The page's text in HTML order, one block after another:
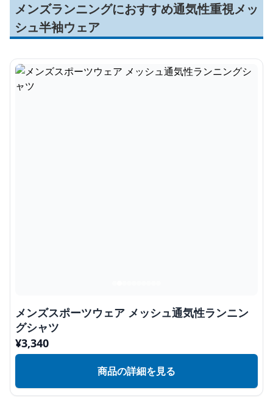
メンズランニングにおすすめ通気性重視メッ
シュ半袖ウェア
メンズスポーツウェア メッシュ通気性ランニン
グシャツ
¥3,340
商品の詳細を見る